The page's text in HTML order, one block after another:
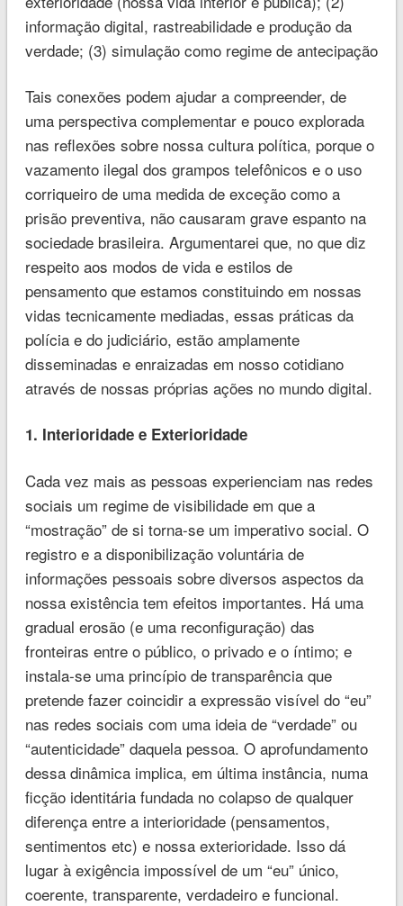
informação digital, rastreabilidade e produção da
verdade; (3) simulação como regime de antecipação
Tais conexões podem ajudar a compreender, de
uma perspectiva complementar e pouco explorada
nas reflexões sobre nossa cultura política, porque o
vazamento ilegal dos grampos telefônicos e o uso
corriqueiro de uma medida de exceção como a
prisão preventiva, não causaram grave espanto na
sociedade brasileira. Argumentarei que, no que diz
respeito aos modos de vida e estilos de
pensamento que estamos constituindo em nossas
vidas tecnicamente mediadas, essas práticas da
polícia e do judiciário, estão amplamente
disseminadas e enraizadas em nosso cotidiano
através de nossas próprias ações no mundo digital.
1. Interioridade e Exterioridade
Cada vez mais as pessoas experienciam nas redes
sociais um regime de visibilidade em que a
“mostração” de si torna-se um imperativo social. O
registro e a disponibilização voluntária de
informações pessoais sobre diversos aspectos da
nossa existência tem efeitos importantes. Há uma
gradual erosão (e uma reconfiguração) das
fronteiras entre o público, o privado e o íntimo; e
instala-se uma princípio de transparência que
pretende fazer coincidir a expressão visível do “eu”
nas redes sociais com uma ideia de “verdade” ou
“autenticidade” daquela pessoa. O aprofundamento
dessa dinâmica implica, em última instância, numa
ficção identitária fundada no colapso de qualquer
diferença entre a interioridade (pensamentos,
sentimentos etc) e nossa exterioridade. Isso dá
lugar à exigência impossível de um “eu” único,
coerente, transparente, verdadeiro e funcional.